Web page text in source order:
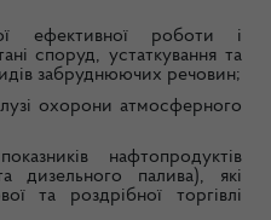
ефективної роботи і
споруд, устаткування та
забруднюючих речовин;
охорони атмосферного
нафтопродуктів
дизельного палива), які
та роздрібної торгівлі